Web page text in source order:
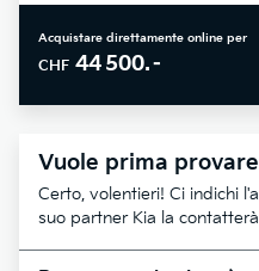
Acquistare direttamente online per
CHF 44 500.–
Vuole prima
Certo, volentieri! Ci indichi
suo partner Kia la